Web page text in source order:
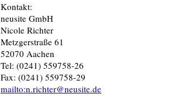
Kontakt:
neusite GmbH
Nicole Richter
Metzgerstraße 61
52070 Aachen
Tel: (0241) 559758-26
Fax: (0241) 559758-29
mailto:n.richter@neusite.de